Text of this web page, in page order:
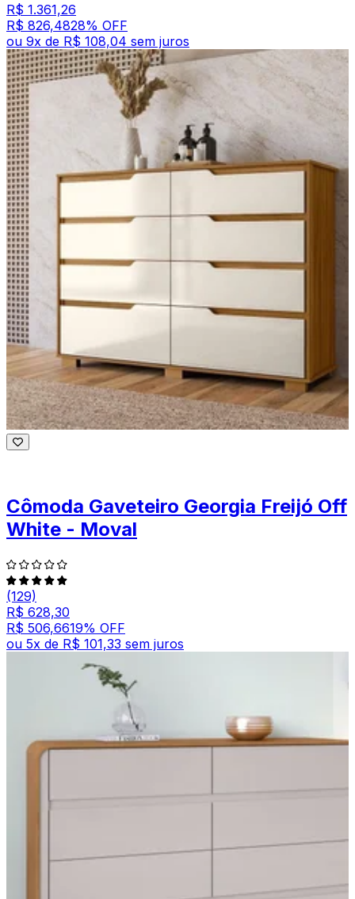
R$ 1.361,26
R$ 826,4828% OFF
ou 9x de R$ 108,04 sem juros
Cômoda Gaveteiro Georgia Freijó Off
White - Moval
(129)
R$ 628,30
R$ 506,6619% OFF
ou 5x de R$ 101,33 sem juros